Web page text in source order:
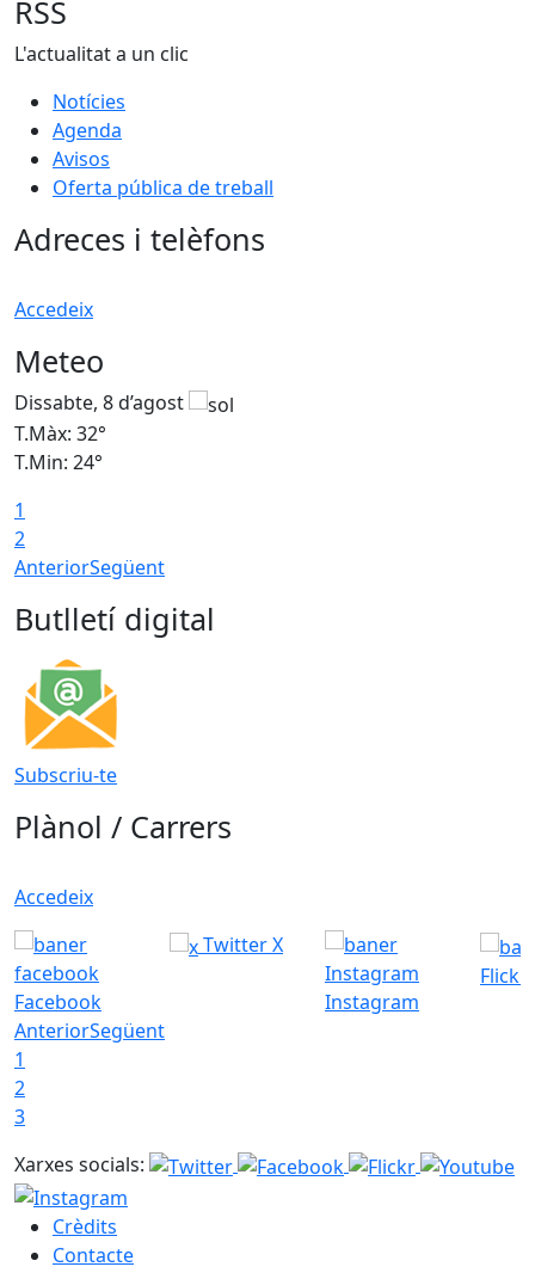
RSS
L'actualitat a un clic
Notícies
Agenda
Avisos
Oferta pública de treball
Adreces i telèfons
Accedeix
Meteo
Dissabte, 8 d’agost
T.Màx: 32°
T.Min: 24°
1
2
AnteriorSegüent
Butlletí digital
Subscriu-te
Plànol / Carrers
Accedeix
Facebook
Twitter X
Instagram
Flickr
AnteriorSegüent
1
2
3
Xarxes socials:
Crèdits
Contacte